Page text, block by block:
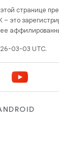
странице
– это
03-03 UTC.